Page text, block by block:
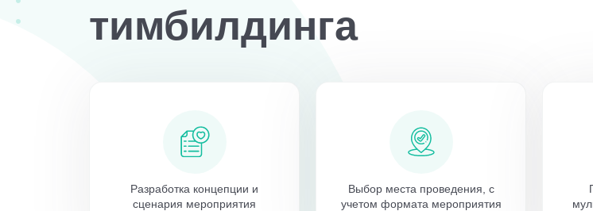
тимбилдинга
Разработка концепции и
сценария мероприятия
Выбор места проведения, с
учетом формата мероприятия